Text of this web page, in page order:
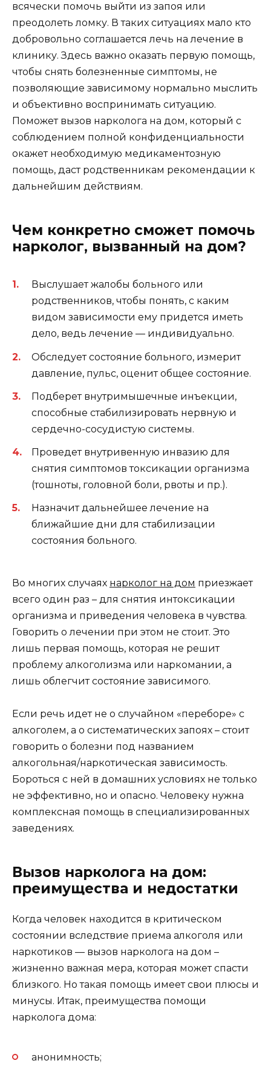
всячески помочь выйти из запоя или
преодолеть ломку. В таких ситуациях мало кто
добровольно соглашается лечь на лечение в
клинику. Здесь важно оказать первую помощь,
чтобы снять болезненные симптомы, не
позволяющие зависимому нормально мыслить
и объективно воспринимать ситуацию.
Поможет вызов нарколога на дом, который с
соблюдением полной конфиденциальности
окажет необходимую медикаментозную
помощь, даст родственникам рекомендации к
дальнейшим действиям.
Чем конкретно сможет помочь
нарколог, вызванный на дом?
Выслушает жалобы больного или
родственников, чтобы понять, с каким
видом зависимости ему придется иметь
дело, ведь лечение — индивидуально.
Обследует состояние больного, измерит
давление, пульс, оценит общее состояние.
Подберет внутримышечные инъекции,
способные стабилизировать нервную и
сердечно-сосудистую системы.
Проведет внутривенную инвазию для
снятия симптомов токсикации организма
(тошноты, головной боли, рвоты и пр.).
Назначит дальнейшее лечение на
ближайшие дни для стабилизации
состояния больного.
Во многих случаях нарколог на дом приезжает
всего один раз – для снятия интоксикации
организма и приведения человека в чувства.
Говорить о лечении при этом не стоит. Это
лишь первая помощь, которая не решит
проблему алкоголизма или наркомании, а
лишь облегчит состояние зависимого.
Если речь идет не о случайном «переборе» с
алкоголем, а о систематических запоях – стоит
говорить о болезни под названием
алкогольная/наркотическая зависимость.
Бороться с ней в домашних условиях не только
не эффективно, но и опасно. Человеку нужна
комплексная помощь в специализированных
заведениях.
Вызов нарколога на дом:
преимущества и недостатки
Когда человек находится в критическом
состоянии вследствие приема алкоголя или
наркотиков — вызов нарколога на дом –
жизненно важная мера, которая может спасти
близкого. Но такая помощь имеет свои плюсы и
минусы. Итак, преимущества помощи
нарколога дома:
анонимность;